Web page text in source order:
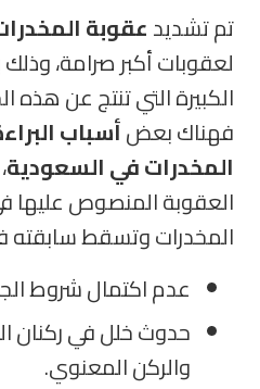
تم تشديدعقوبة
لعقوبات أكبر صرامة، وذلك
الكبيرة التي تنتج عن هذه
فهناك بعضأسباب
المخدرات في السعودية
العقوبة المنصوص عليها
المخدرات وتسقط سابقته
عدم اكتمال شروط
حدوث خلل في ركنان
والركن المعنوي.